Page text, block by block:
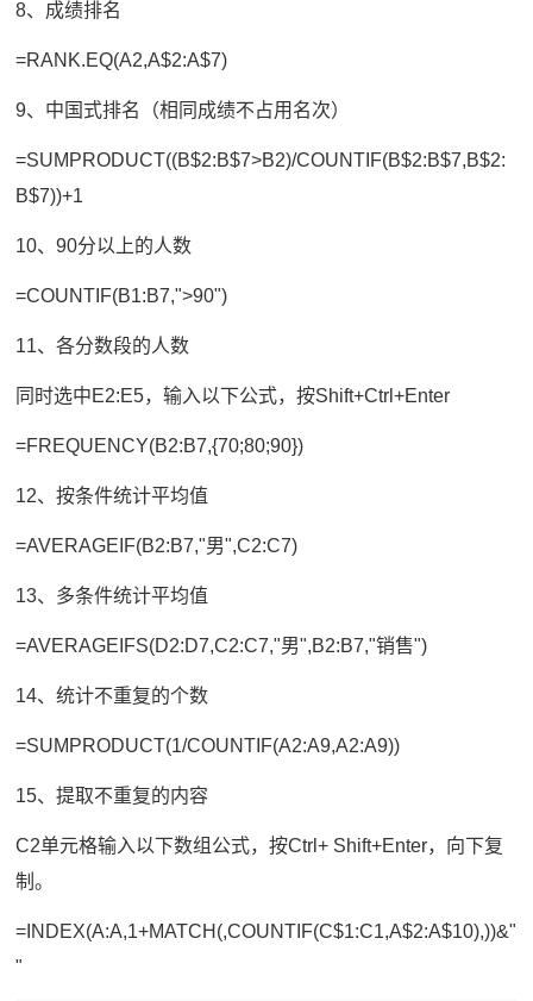
8、成绩排名
=RANK.EQ(A2,A$2:A$7)
9、中国式排名（相同成绩不占用名次）
=SUMPRODUCT((B$2:B$7>B2)/COUNTIF(B$2:B$7,B$2:
B$7))+1
10、90分以上的人数
=COUNTIF(B1:B7,">90")
11、各分数段的人数
同时选中E2:E5，输入以下公式，按Shift+Ctrl+Enter
=FREQUENCY(B2:B7,{70;80;90})
12、按条件统计平均值
=AVERAGEIF(B2:B7,"男",C2:C7)
13、多条件统计平均值
=AVERAGEIFS(D2:D7,C2:C7,"男",B2:B7,"销售")
14、统计不重复的个数
=SUMPRODUCT(1/COUNTIF(A2:A9,A2:A9))
15、提取不重复的内容
C2单元格输入以下数组公式，按Ctrl+ Shift+Enter，向下复
制。
=INDEX(A:A,1+MATCH(,COUNTIF(C$1:C1,A$2:A$10),))&"
"